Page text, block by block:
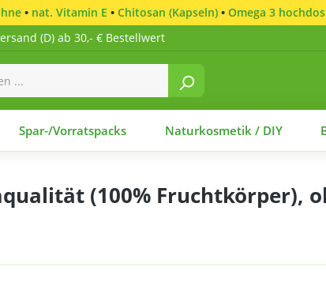
• nat. Vitamin E • Chitosan (Kapseln) • Omega 3
(D) ab 30,- € Bestellwert
Spar-/Vorratspacks Naturkosmetik / DIY
(100% Fruchtkörper),